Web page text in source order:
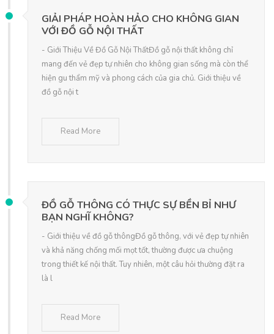
GIẢI PHÁP HOÀN HẢO CHO KHÔNG GIAN
VỚI ĐỒ GỖ NỘI THẤT
- Giới Thiệu Về Đồ Gỗ Nội ThấtĐồ gỗ nội thất không chỉ
mang đến vẻ đẹp tự nhiên cho không gian sống mà còn thể
hiện gu thẩm mỹ và phong cách của gia chủ. Giới thiệu về
đồ gỗ nội t
Read More
ĐỒ GỖ THÔNG CÓ THỰC SỰ BỀN BỈ NHƯ
BẠN NGHĨ KHÔNG?
- Giới thiệu về đồ gỗ thôngĐồ gỗ thông, với vẻ đẹp tự nhiên
và khả năng chống mối mọt tốt, thường được ưa chuộng
trong thiết kế nội thất. Tuy nhiên, một câu hỏi thường đặt ra
là l
Read More